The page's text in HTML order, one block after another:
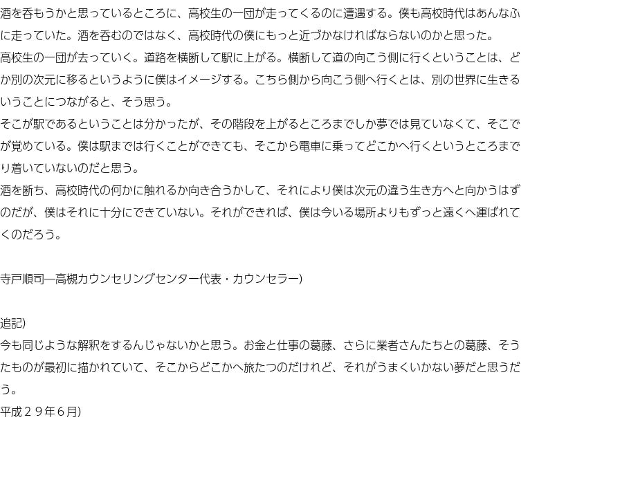
を呑もうかと思っているところに、高校生の一団が走ってくるのに遭遇する。僕も高校時代はあんなふ
走っていた。酒を呑むのではなく、高校時代の僕にもっと近づかなければならないのかと思った。
校生の一団が去っていく。道路を横断して駅に上がる。横断して道の向こう側に行くということは、ど
別の次元に移るというように僕はイメージする。こちら側から向こう側へ行くとは、別の世界に生きる
うことにつながると、そう思う。
こが駅であるということは分かったが、その階段を上がるところまでしか夢では見ていなくて、そこで
覚めている。僕は駅までは行くことができても、そこから電車に乗ってどこかへ行くというところまで
着いていないのだと思う。
を断ち、高校時代の何かに触れるか向き合うかして、それにより僕は次元の違う生き方へと向かうはず
だが、僕はそれに十分にできていない。それができれば、僕は今いる場所よりもずっと遠くへ運ばれて
のだろう。
寺戸順司―高槻カウンセリングセンター代表・カウンセラー）
追記）
も同じような解釈をするんじゃないかと思う。お金と仕事の葛藤、さらに業者さんたちとの葛藤、そう
ものが最初に描かれていて、そこからどこかへ旅たつのだけれど、それがうまくいかない夢だと思うだ
。
平成２９年６月）